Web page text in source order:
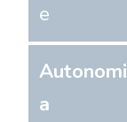
e
Autonomi
a